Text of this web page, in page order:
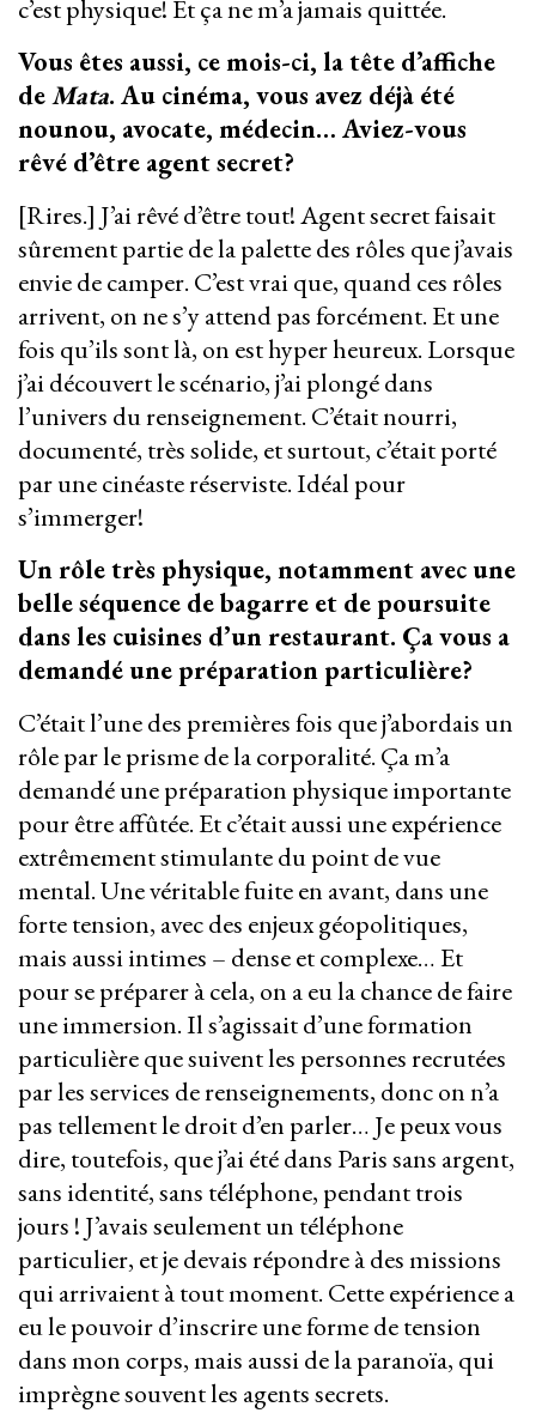
c’est physique! Et ça ne m’a jamais quittée.
Vous êtes aussi, ce mois-ci, la tête d’affiche
deMata. Au cinéma, vous avez déjà été
nounou, avocate, médecin… Aviez-vous
rêvé d’être agent secret?
[Rires.] J’ai rêvé d’être tout! Agent secret faisait
sûrement partie de la palette des rôles que j’avais
envie de camper. C’est vrai que, quand ces rôles
arrivent, on ne s’y attend pas forcément. Et une
fois qu’ils sont là, on est hyper heureux. Lorsque
j’ai découvert le scénario, j’ai plongé dans
l’univers du renseignement. C’était nourri,
documenté, très solide, et surtout, c’était porté
par une cinéaste réserviste. Idéal pour
s’immerger!
Un rôle très physique, notamment avec une
belle séquence de bagarre et de poursuite
dans les cuisines d’un restaurant. Ça vous a
demandé une préparation particulière?
C’était l’une des premières fois que j’abordais un
rôle par le prisme de la corporalité. Ça m’a
demandé une préparation physique importante
pour être affûtée. Et c’était aussi une expérience
extrêmement stimulante du point de vue
mental. Une véritable fuite en avant, dans une
forte tension, avec des enjeux géopolitiques,
mais aussi intimes – dense et complexe… Et
pour se préparer à cela, on a eu la chance de faire
une immersion. Il s’agissait d’une formation
particulière que suivent les personnes recrutées
par les services de renseignements, donc on n’a
pas tellement le droit d’en parler… Je peux vous
dire, toutefois, que j’ai été dans Paris sans argent,
sans identité, sans téléphone, pendant trois
jours ! J’avais seulement un téléphone
particulier, et je devais répondre à des missions
qui arrivaient à tout moment. Cette expérience a
eu le pouvoir d’inscrire une forme de tension
dans mon corps, mais aussi de la paranoïa, qui
imprègne souvent les agents secrets.